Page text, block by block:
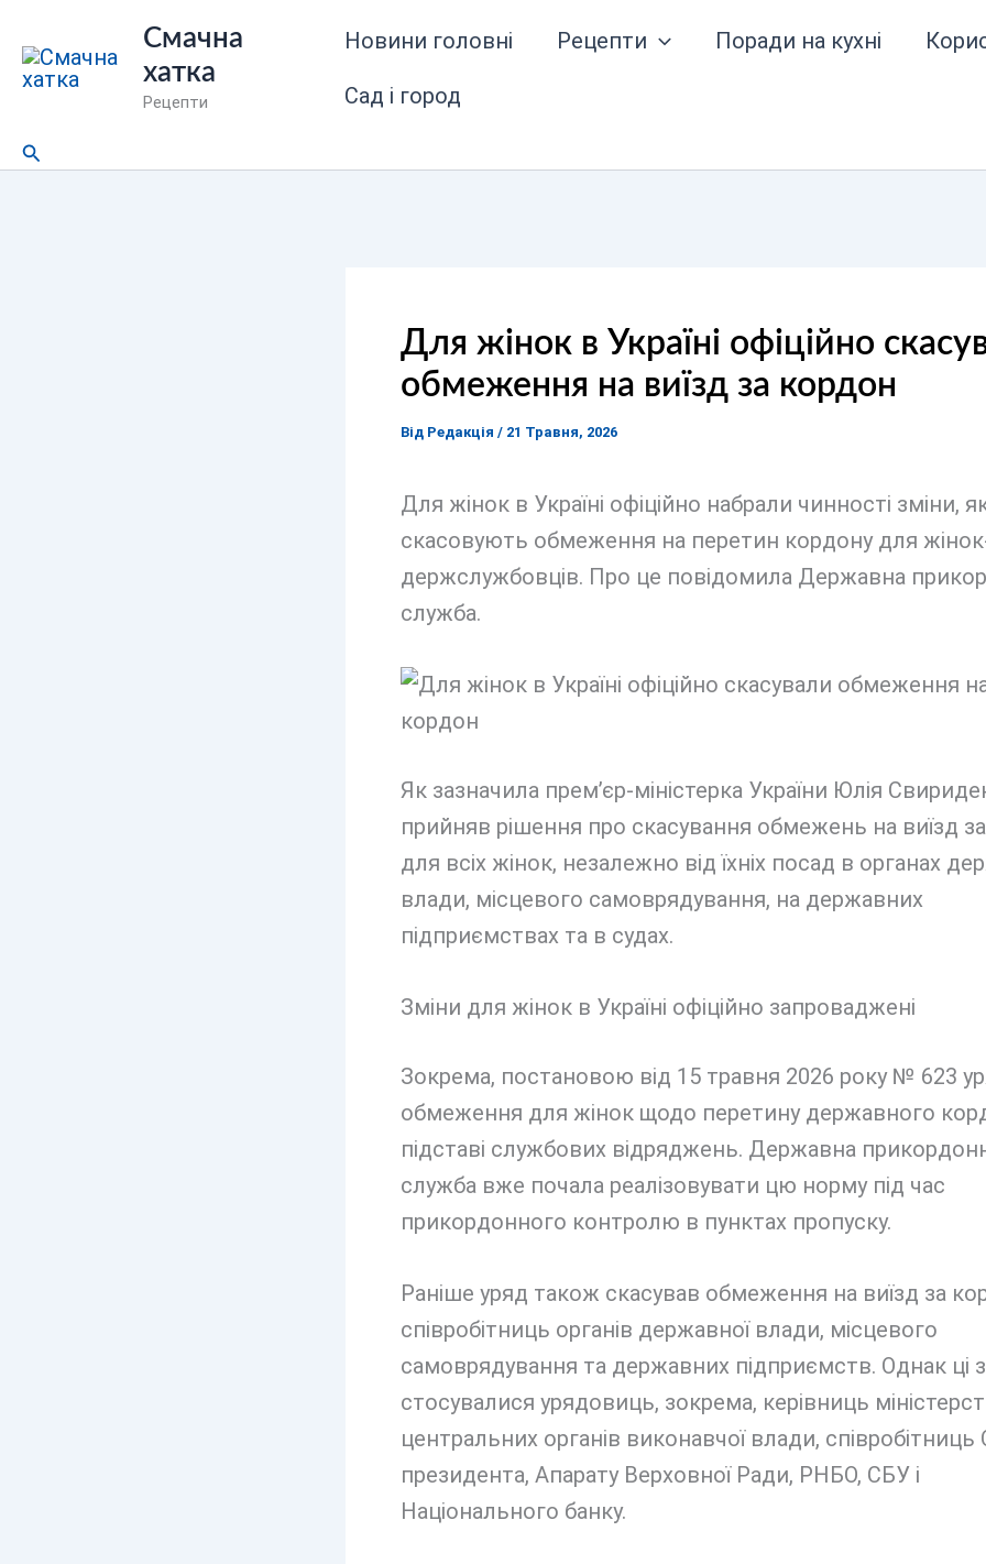
до
вмісту
Смачна
хатка
Рецепти
Новини головні Рецепти Поради на кухні
Сад і город
Пошук
Для жінок в Україні офіційно
обмеження на виїзд за кордон
Від Редакція / 21 Травня, 2026
Для жінок в Україні офіційно набрали чинності зміни,
скасовують обмеження на перетин кордону для
держслужбовців. Про це повідомила Державна
служба.
Як зазначила прем’єр-міністерка України Юлія
прийняв рішення про скасування обмежень на виїзд
для всіх жінок, незалежно від їхніх посад в органах
влади, місцевого самоврядування, на державних
підприємствах та в судах.
Зміни для жінок в Україні офіційно запроваджені
Зокрема, постановою від 15 травня 2026 року № 623
обмеження для жінок щодо перетину державного
підставі службових відряджень. Державна
служба вже почала реалізовувати цю норму під час
прикордонного контролю в пунктах пропуску.
Раніше уряд також скасував обмеження на виїзд за
співробітниць органів державної влади, місцевого
самоврядування та державних підприємств. Однак ці
стосувалися урядовиць, зокрема, керівниць
центральних органів виконавчої влади, співробітниць
президента, Апарату Верховної Ради, РНБО, СБУ і
Національного банку.